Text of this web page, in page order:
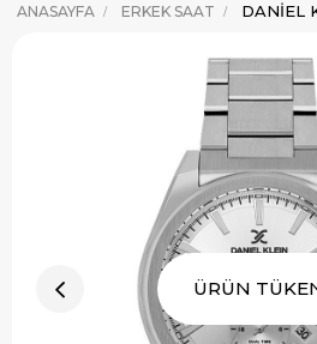
ANASAYFA ERKEK SAAT DANIEL
ÜRÜN